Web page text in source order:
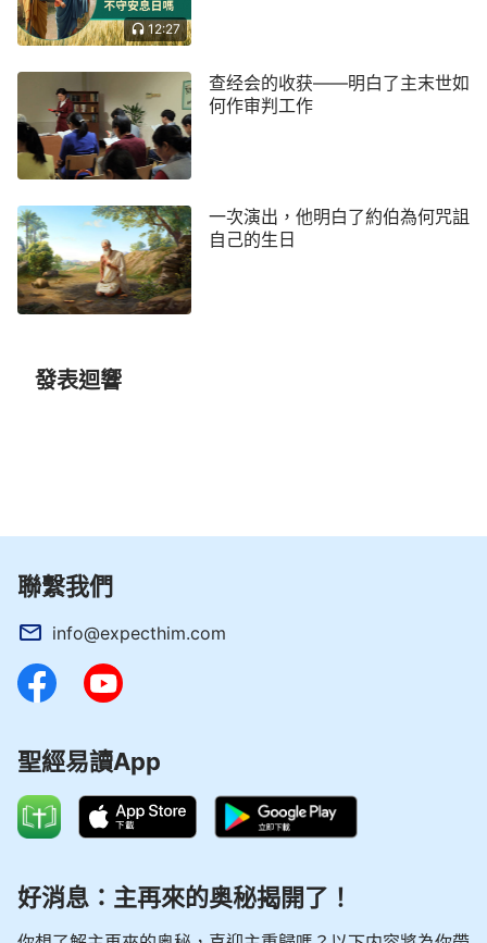
我們而生，有一子賜給我們，政權必擔在他的肩頭
上。』（以賽亞書9:6）
彌賽亞來了應出生在帝王家庭，有高大的形像、超凡
的氣度，這才是神，才是要來的彌賽亞，但彌賽亞來
了卻不叫彌賽亞而叫耶穌，並且還出生在拿撒勒小鎮
一位木匠的家庭，以普通平凡的形像作工在人中間，
這大大地回擊了拿撒勒人的觀念。拿撒勒人看到主耶
穌既沒有高貴的出身，而且外表普通正常，有父母，
還有兄弟姐妹，就把主耶穌當成普通人對待，在主耶
穌回家鄉傳道作工時棄絕、定罪主，甚至要把主推下
中，只看主耶穌的外表形像，導致失去了主的救恩。
話、作工中認出主耶穌就是基督，是神自己。就像撒
瑪利亞婦人，剛見到主耶穌的時候，她也認為主耶穌
就是一個普通的拿撒勒人，但當主耶穌說出她有五個
丈夫的時候，她看到主耶穌能說出她暗中的隱情，便
福音4:13-18、28-29）；還有拿但業聽說主耶穌的
時候，在他的觀念中認為拿撒勒是個小鎮，彌賽亞怎
12:27
查经会的收获——明白了主末世如
何作审判工作
一次演出，他明白了約伯為何咒詛
自己的生日
發表迴響
聯繫我們
info@expecthim.com
聖經易讀App
好消息：主再來的奥秘揭開了！